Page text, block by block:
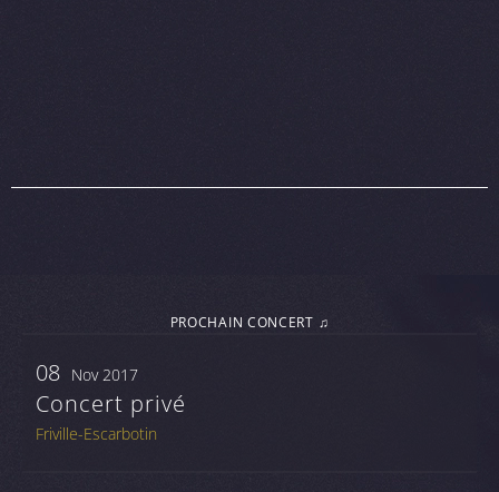
PROCHAIN CONCERT ♫
08 Nov 2017
Concert privé
Friville-Escarbotin